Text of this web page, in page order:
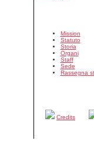
Mission
Statuto
Storia
Organi
Staff
Sede
Rassegna
Credits